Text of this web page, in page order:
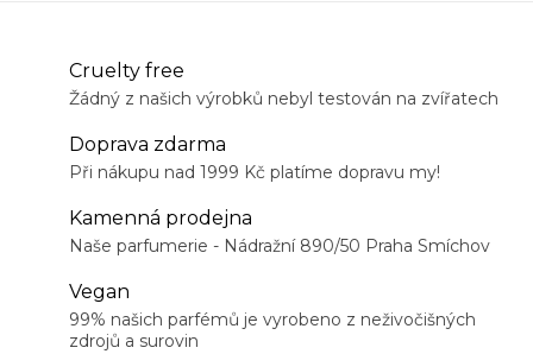
Cruelty free
Žádný z našich výrobků nebyl testován na zvířatech
Doprava zdarma
Při nákupu nad 1999 Kč platíme dopravu my!
Kamenná prodejna
Naše parfumerie - Nádražní 890/50 Praha Smíchov
Vegan
99% našich parfémů je vyrobeno z neživočišných
zdrojů a surovin